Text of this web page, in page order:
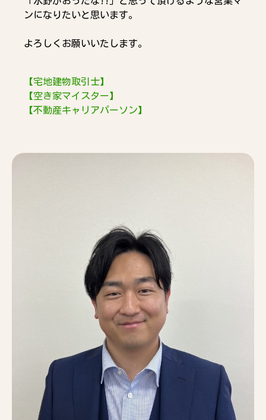
ンになりたいと思います。
よろしくお願いいたします。
【宅地建物取引士】
【空き家マイスター】
【不動産キャリアパーソン】